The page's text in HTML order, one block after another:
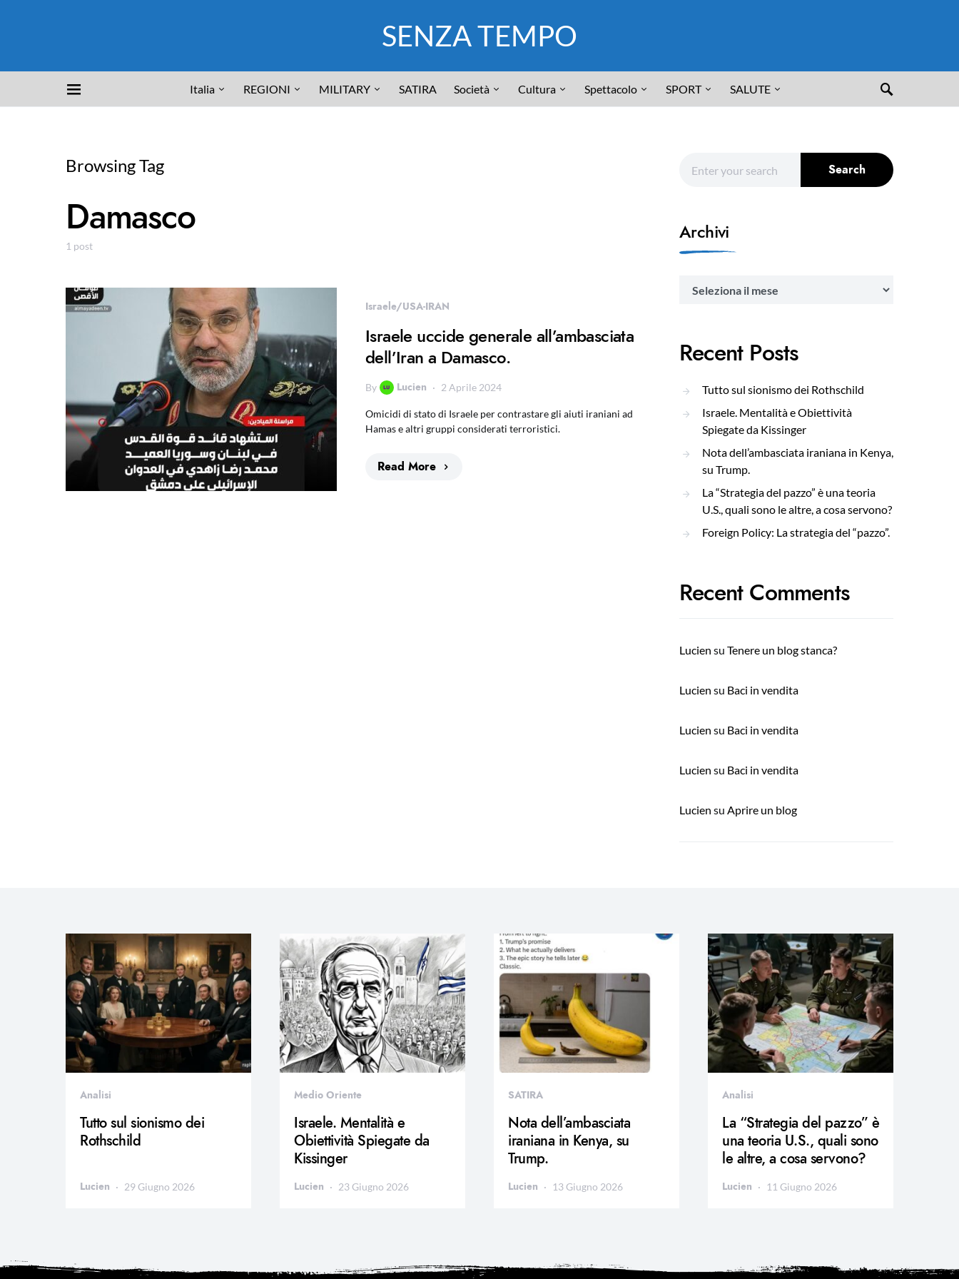
SENZA TEMPO
Italia REGIONI MILITARY SATIRA Società Cultura Spettacolo SPORT SALUTE
Browsing Tag
Damasco
1 post
Israele/USA-IRAN
Israele uccide generale all’ambasciata
dell’Iran a Damasco.
By Lucien 2 Aprile 2024
Omicidi di stato di Israele per contrastare gli aiuti iraniani ad
Hamas e altri gruppi considerati terroristici.
Read More
Search
Archivi
Recent Posts
Tutto sul sionismo dei Rothschild
Israele. Mentalità e Obiettività
Spiegate da Kissinger
Nota dell’ambasciata iraniana in Kenya,
su Trump.
La “Strategia del pazzo” è una teoria
U.S., quali sono le altre, a cosa servono?
Foreign Policy: La strategia del “pazzo”.
Recent Comments
Lucien su Tenere un blog stanca?
Lucien su Baci in vendita
Lucien su Baci in vendita
Lucien su Baci in vendita
Lucien su Aprire un blog
Analisi
Tutto sul sionismo dei
Rothschild
Lucien 29 Giugno 2026
Medio Oriente
Israele. Mentalità e
Obiettività Spiegate da
Kissinger
Lucien 23 Giugno 2026
SATIRA
Nota dell’ambasciata
iraniana in Kenya, su
Trump.
Lucien 13 Giugno 2026
Analisi
La “Strategia del pazzo” è
una teoria U.S., quali sono
le altre, a cosa servono?
Lucien 11 Giugno 2026